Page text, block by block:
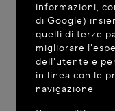
Sembra che vi
States.
informazioni,
di Google)
quelli di terze
migliorare
dell'utente e
in linea con le
navigazione